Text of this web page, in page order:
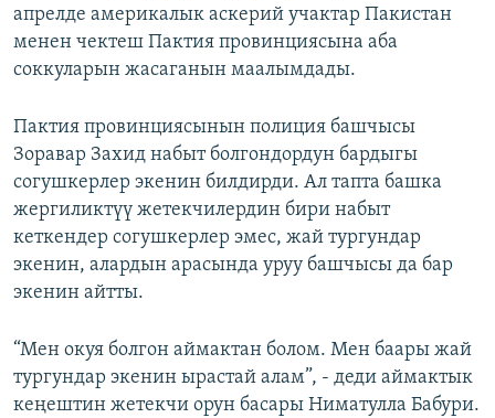
апрелде америкалык аскерий учактар Пакистан
менен чектеш Пактия провинциясына аба
соккуларын жасаганын маалымдады.
Пактия провинциясынын полиция башчысы
Зоравар Захид набыт болгондордун бардыгы
согушкерлер экенин билдирди. Ал тапта башка
жергиликтүү жетекчилердин бири набыт
кеткендер согушкерлер эмес, жай тургундар
экенин, алардын арасында уруу башчысы да бар
экенин айтты.
“Мен окуя болгон аймактан болом. Мен баары жай
тургундар экенин ырастай алам”, - деди аймактык
кеңештин жетекчи орун басары Ниматулла Бабури.